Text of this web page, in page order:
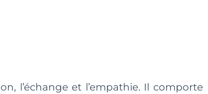
l’échange et l’empathie. Il comporte